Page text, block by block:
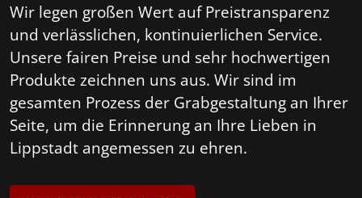
Wir legen großen Wert auf Preistransparenz
und verlässlichen, kontinuierlichen Service.
Unsere fairen Preise und sehr hochwertigen
Produkte zeichnen uns aus. Wir sind im
gesamten Prozess der Grabgestaltung an Ihrer
Seite, um die Erinnerung an Ihre Lieben in
Lippstadt angemessen zu ehren.